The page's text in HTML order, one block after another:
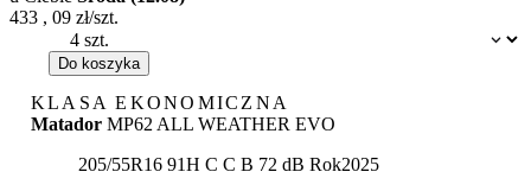
Dostępność:
433 , 09 zł/szt.
Do koszyka
KLASA EKONOMICZNA
Matador MP62 ALL WEATHER EVO
205/55R16 91H Etykieta:
C C B 72 dB Rok2025